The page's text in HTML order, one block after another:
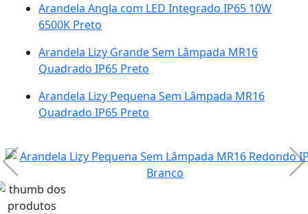
Arandela Angla com LED Integrado IP65 10W
6500K Preto
Arandela Lizy Grande Sem Lâmpada MR16
Quadrado IP65 Preto
Arandela Lizy Pequena Sem Lâmpada MR16
Quadrado IP65 Preto